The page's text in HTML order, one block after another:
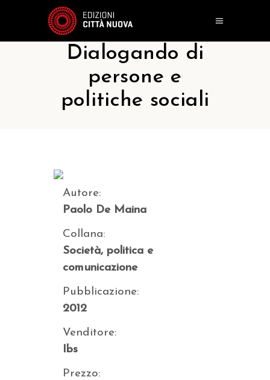
Dialogando di
persone e
politiche sociali
Autore:
Paolo De Maina
Collana:
Società, politica e
comunicazione
Pubblicazione:
2012
Venditore:
Ibs
Prezzo: